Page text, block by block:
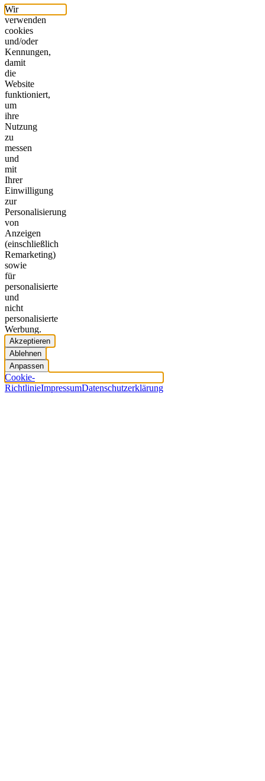
Wir
verwenden
cookies
und/oder
Kennungen,
damit
die
Website
funktioniert,
um
ihre
Nutzung
zu
messen
und
mit
Ihrer
Einwilligung
zur
Personalisierung
von
Anzeigen
(einschließlich
Remarketing)
sowie
für
personalisierte
und
nicht
personalisierte
Werbung.
Akzeptieren
Ablehnen
Anpassen
Cookie-
RichtlinieImpressumDatenschutzerklärung